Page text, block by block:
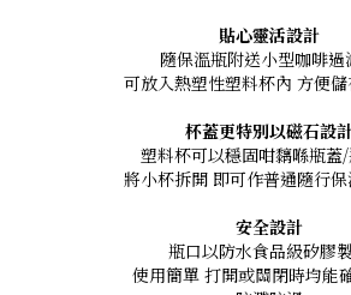
貼心靈活設計
隨保溫瓶附送小型咖啡過
可放入熱塑性塑料杯內 方便
杯蓋更特別以磁石設
塑料杯可以穩固咁黐喺瓶蓋
將小杯拆開 即可作普通隨行
安全設計
瓶口以防水食品級矽膠
使用簡單 打開或關閉時均能